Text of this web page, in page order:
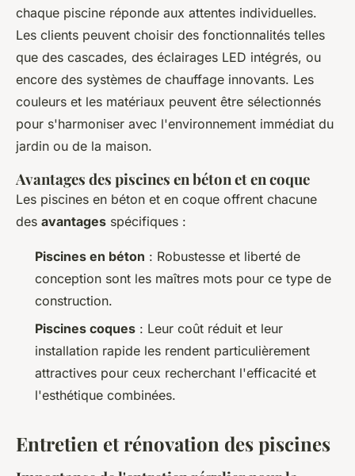
chaque piscine réponde aux attentes individuelles.
Les clients peuvent choisir des fonctionnalités telles
que des cascades, des éclairages LED intégrés, ou
encore des systèmes de chauffage innovants. Les
couleurs et les matériaux peuvent être sélectionnés
pour s'harmoniser avec l'environnement immédiat du
jardin ou de la maison.
Avantages des piscines en béton et en coque
Les piscines en béton et en coque offrent chacune
des avantages spécifiques :
Piscines en béton : Robustesse et liberté de
conception sont les maîtres mots pour ce type de
construction.
Piscines coques : Leur coût réduit et leur
installation rapide les rendent particulièrement
attractives pour ceux recherchant l'efficacité et
l'esthétique combinées.
Entretien et rénovation des piscines